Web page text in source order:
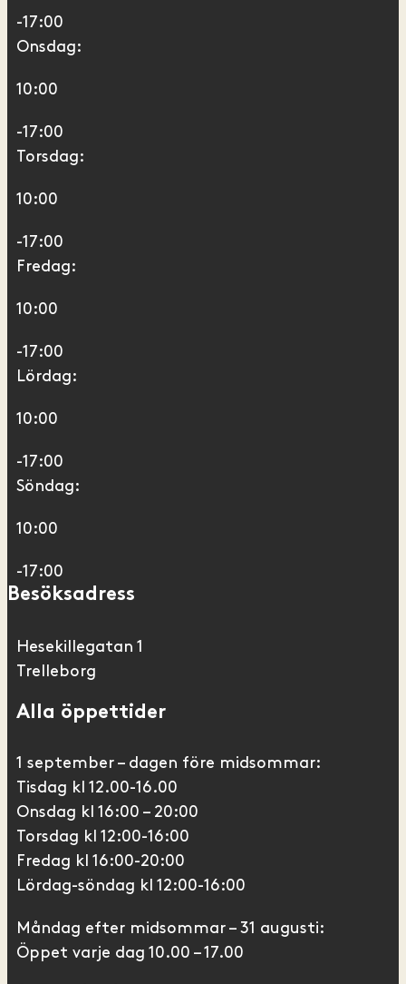
-17:00
Onsdag:
10:00
-17:00
Torsdag:
10:00
-17:00
Fredag:
10:00
-17:00
Lördag:
10:00
-17:00
Söndag:
10:00
-17:00
Besöksadress
Hesekillegatan 1
Trelleborg
Alla öppettider
1 september – dagen före midsommar:
Tisdag kl 12.00-16.00
Onsdag kl 16:00 – 20:00
Torsdag kl 12:00-16:00
Fredag kl 16:00-20:00
Lördag-söndag kl 12:00-16:00
Måndag efter midsommar – 31 augusti:
Öppet varje dag 10.00 – 17.00